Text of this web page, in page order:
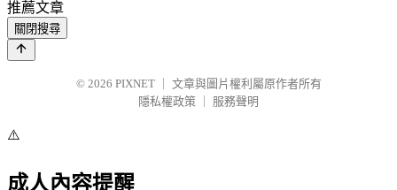
推薦文章
關閉搜尋
© 2026 PIXNET
文章與圖片權利屬原作者所有
隱私權政策
服務聲明
⚠️
成人內容提醒